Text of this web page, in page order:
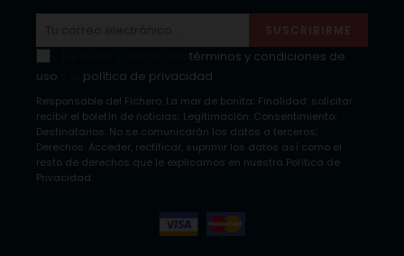
SUSCRIBIRME
términos y condiciones de
uso
política de privacidad
Responsable del Fichero: La mar de bonita; Finalidad: solicitar
recibir el boletín de noticias; Legitimación: Consentimiento;
Destinatarios: No se comunicarán los datos a terceros;
Derechos: Acceder, rectificar, suprimir los datos así como el
resto de derechos que le explicamos en nuestra Política de
Privacidad.